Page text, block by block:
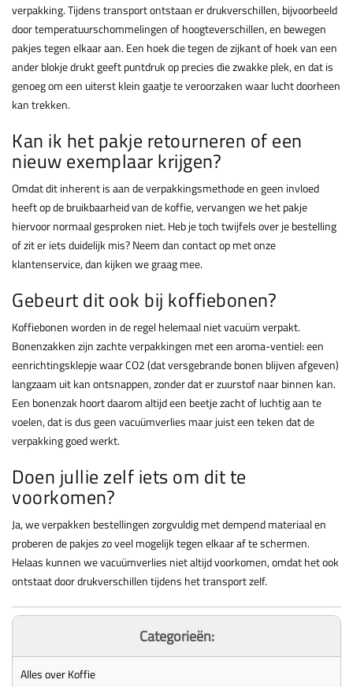
verpakking. Tijdens transport ontstaan er drukverschillen, bijvoorbeeld
door temperatuurschommelingen of hoogteverschillen, en bewegen
pakjes tegen elkaar aan. Een hoek die tegen de zijkant of hoek van een
ander blokje drukt geeft puntdruk op precies die zwakke plek, en dat is
genoeg om een uiterst klein gaatje te veroorzaken waar lucht doorheen
kan trekken.
Kan ik het pakje retourneren of een
nieuw exemplaar krijgen?
Omdat dit inherent is aan de verpakkingsmethode en geen invloed
heeft op de bruikbaarheid van de koffie, vervangen we het pakje
hiervoor normaal gesproken niet. Heb je toch twijfels over je bestelling
of zit er iets duidelijk mis? Neem dan contact op met onze
klantenservice, dan kijken we graag mee.
Gebeurt dit ook bij koffiebonen?
Koffiebonen worden in de regel helemaal niet vacuüm verpakt.
Bonenzakken zijn zachte verpakkingen met een aroma-ventiel: een
eenrichtingsklepje waar CO2 (dat versgebrande bonen blijven afgeven)
langzaam uit kan ontsnappen, zonder dat er zuurstof naar binnen kan.
Een bonenzak hoort daarom altijd een beetje zacht of luchtig aan te
voelen, dat is dus geen vacuümverlies maar juist een teken dat de
verpakking goed werkt.
Doen jullie zelf iets om dit te
voorkomen?
Ja, we verpakken bestellingen zorgvuldig met dempend materiaal en
proberen de pakjes zo veel mogelijk tegen elkaar af te schermen.
Helaas kunnen we vacuümverlies niet altijd voorkomen, omdat het ook
ontstaat door drukverschillen tijdens het transport zelf.
Categorieën:
Alles over Koffie